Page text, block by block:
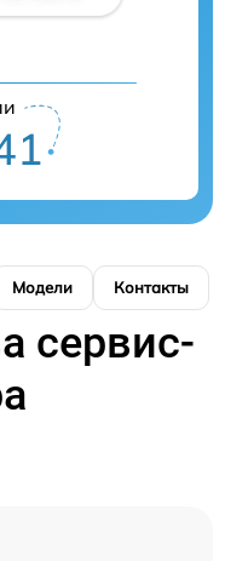
Модели Контакты
сервис-